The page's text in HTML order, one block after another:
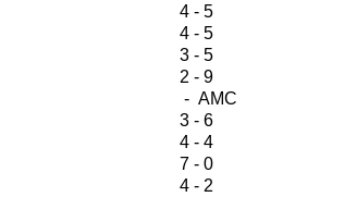
4 - 5
4 - 5
3 - 5
2 - 9
- AMC
3 - 6
4 - 4
7 - 0
4 - 2